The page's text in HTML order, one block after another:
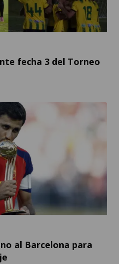
fecha 3 del Torneo
al Barcelona para